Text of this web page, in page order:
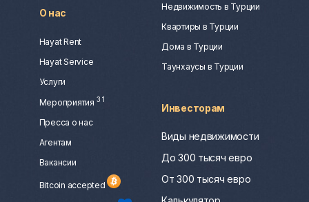
О нас
Hayat Rent
Hayat Service
Услуги
Мероприятия 3 1
Пресса о нас
Агентам
Вакансии
Bitcoin accepted
Недвижимость в Турции
Квартиры в Турции
Дома в Турции
Таунхаусы в Турции
Инвесторам
Виды недвижимости
До 300 тысяч евро
От 300 тысяч евро